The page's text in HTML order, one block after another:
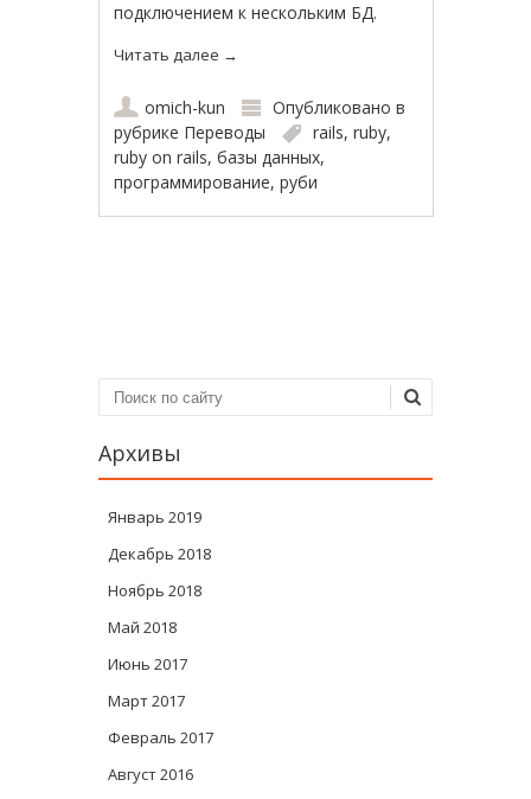
подключением к нескольким БД.
Читать далее →
omich-kun
Опубликовано в
рубрике Переводы rails,ruby,
ruby on rails,базы данных,
программирование,руби
Поиск
Архивы
Январь 2019
Декабрь 2018
Ноябрь 2018
Май 2018
Июнь 2017
Март 2017
Февраль 2017
Август 2016